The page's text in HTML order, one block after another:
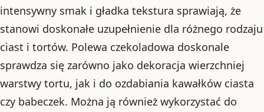
intensywny smak i gładka tekstura sprawiają, że
stanowi doskonałe uzupełnienie dla różnego rodzaju
ciast i tortów. Polewa czekoladowa doskonale
sprawdza się zarówno jako dekoracja wierzchniej
warstwy tortu, jak i do ozdabiania kawałków ciasta
czy babeczek. Można ją również wykorzystać do